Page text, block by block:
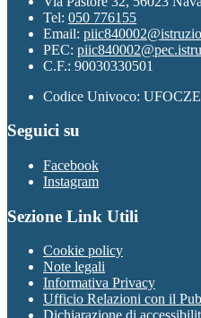
Tel: 050 776155
Email:
PEC:
C.F.: 90030330501
Codice Univoco: UFOCZE
Seguici su
Facebook
Instagram
Sezione Link Utili
Cookie policy
Note legali
Informativa Privacy
Ufficio Relazioni con il